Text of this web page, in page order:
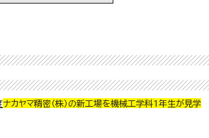
ナカヤマ精密（株）の新工場を機械工学科1年生が見学